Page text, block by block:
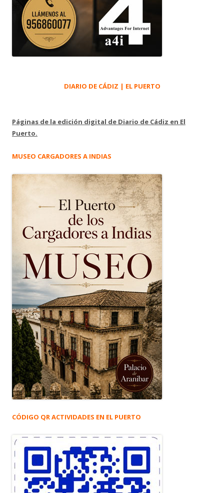
DIARIO DE CÁDIZ | EL PUERTO
Páginas de la edición digital de Diario de Cádiz en El
Puerto.
MUSEO CARGADORES A INDIAS
CÓDIGO QR ACTIVIDADES EN EL PUERTO